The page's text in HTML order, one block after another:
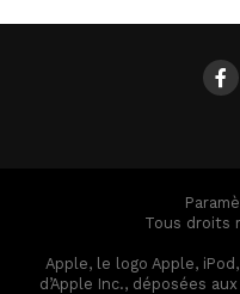
Tous droits
Apple, le logo Apple,
d’Apple Inc., déposées